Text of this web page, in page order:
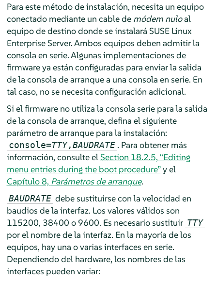
Para este método de instalación, necesita un equipo
conectado mediante un cable de módem nuloal
equipo de destino donde se instalará SUSE Linux
Enterprise Server. Ambos equipos deben admitir la
consola en serie. Algunas implementaciones de
firmware ya están configuradas para enviar la salida
de la consola de arranque a una consola en serie. En
tal caso, no se necesita configuración adicional.
Si el firmware no utiliza la consola serie para la salida
de la consola de arranque, defina el siguiente
parámetro de arranque para la instalación:
console=TTY,BAUDRATE . Para obtener más
información, consulte elSection 18.2.5, “Editing
menu entries during the boot procedure”y el
Capítulo 8, Parámetros de arranque.
BAUDRATE debe sustituirse con la velocidad en
baudios de la interfaz. Los valores válidos son
115200, 38400 o 9600. Es necesario sustituir TTY
por el nombre de la interfaz. En la mayoría de los
equipos, hay una o varias interfaces en serie.
Dependiendo del hardware, los nombres de las
interfaces pueden variar: